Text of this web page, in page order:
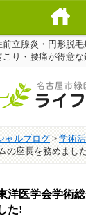
立腺炎・円形脱
こり・腰痛が得意
ャルブログ> 学術
の座長を務めまし
洋医学会学術
た!